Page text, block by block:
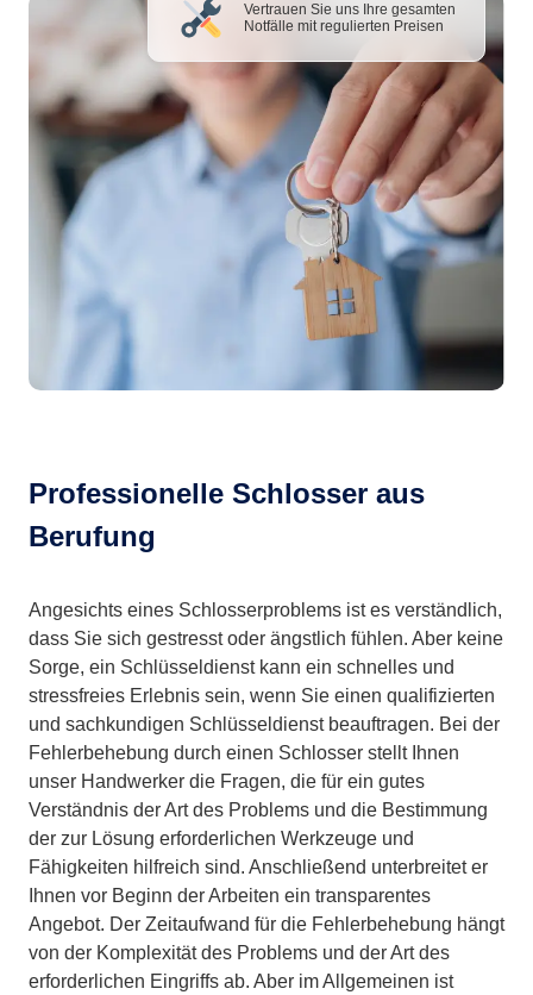
Vertrauen Sie uns Ihre gesamten
Notfälle mit regulierten Preisen
Professionelle Schlosser aus
Berufung
Angesichts eines Schlosserproblems ist es verständlich,
dass Sie sich gestresst oder ängstlich fühlen. Aber keine
Sorge, ein Schlüsseldienst kann ein schnelles und
stressfreies Erlebnis sein, wenn Sie einen qualifizierten
und sachkundigen Schlüsseldienst beauftragen. Bei der
Fehlerbehebung durch einen Schlosser stellt Ihnen
unser Handwerker die Fragen, die für ein gutes
Verständnis der Art des Problems und die Bestimmung
der zur Lösung erforderlichen Werkzeuge und
Fähigkeiten hilfreich sind. Anschließend unterbreitet er
Ihnen vor Beginn der Arbeiten ein transparentes
Angebot. Der Zeitaufwand für die Fehlerbehebung hängt
von der Komplexität des Problems und der Art des
erforderlichen Eingriffs ab. Aber im Allgemeinen ist